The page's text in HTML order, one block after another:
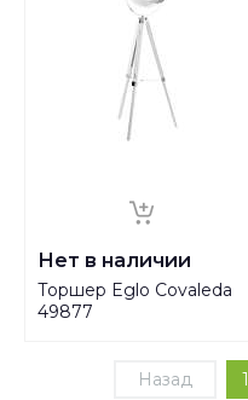
Нет в наличии
Торшер Eglo Covaleda
49877
Назад 1